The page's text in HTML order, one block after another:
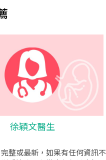
徐穎文醫生
整或最新，如果有任何資訊